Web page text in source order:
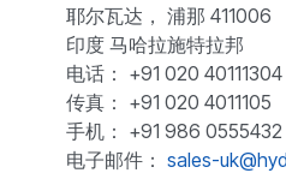
耶尔瓦达， 浦那 411006
印度 马哈拉施特拉邦
电话： +91 020 40111304
传真： +91 020 4011105
手机： +91 986 0555432
电子邮件： sales-